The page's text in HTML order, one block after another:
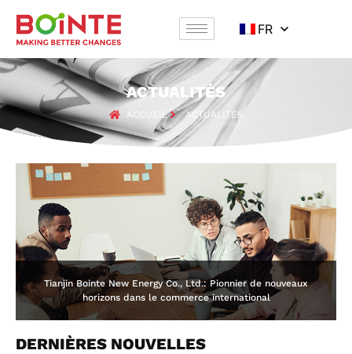
FR
ACTUALITÉS
ACCUEIL ACTUALITÉS
Tianjin Bointe New Energy Co., Ltd.: Pionnier de nouveaux
horizons dans le commerce international
DERNIÈRES NOUVELLES